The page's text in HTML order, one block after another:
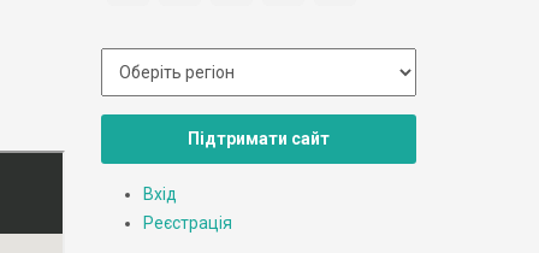
Підтримати сайт
Вхід
Реєстрація